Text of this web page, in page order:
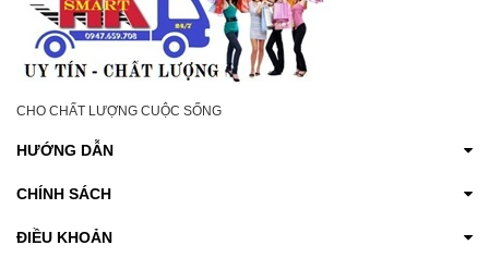
CHO CHẤT LƯỢNG CUỘC SỐNG
HƯỚNG DẪN
CHÍNH SÁCH
ĐIỀU KHOẢN